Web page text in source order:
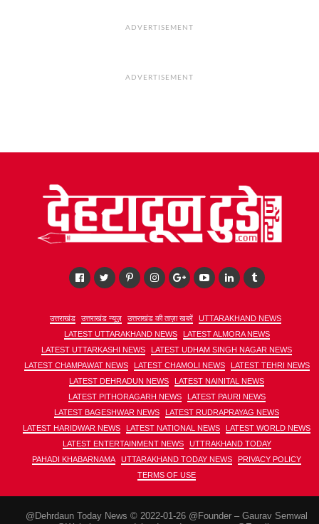
ADVERTISEMENT
ADVERTISEMENT
उत्तराखंड उत्तराखंड न्यूज़ उत्तराखंड की ताज़ा खबरें
UTTARAKHAND NEWS
LATEST UTTARAKHAND NEWS
LATEST ALMORA NEWS
LATEST UTTARKASHI NEWS
LATEST UDHAM SINGH NAGAR NEWS
LATEST CHAMPAWAT NEWS
LATEST CHAMOLI NEWS
LATEST TEHRI NEWS
LATEST DEHRADUN NEWS
LATEST NAINITAL NEWS
LATEST PITHORAGARH NEWS
LATEST PAURI NEWS
LATEST BAGESHWAR NEWS
LATEST RUDRAPRAYAG NEWS
LATEST HARIDWAR NEWS
LATEST NATIONAL NEWS
LATEST WORLD NEWS
LATEST ENTERTAINMENT NEWS
UTTRAKHAND TODAY
PAHADI KHABARNAMA
UTTARAKHAND TODAY NEWS
PRIVACY POLICY
TERMS OF USE
@Dehrdaun Today News © 2022-01-26 @Founder – Gaurav Semwal